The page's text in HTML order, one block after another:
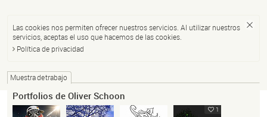
Las cookies nos permiten ofrecer nuestros servicios. Al utilizar nuestros
servicios, aceptas el uso que hacemos de las cookies.
Política de privacidad
Muestra de trabajo
Portfolios de Oliver Schoon
1